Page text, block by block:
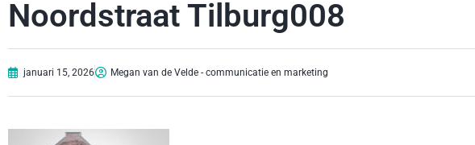
Noordstraat Tilburg008
januari 15, 2026 Megan van de Velde - communicatie en marketing